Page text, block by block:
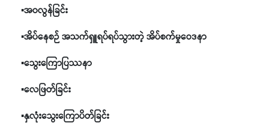
▪️အဝလွန်ခြင်း
▪️အိပ်နေစဉ် အသက်ရှူရပ်ရပ်သွားတဲ့ အိပ်စက်မှုဝေဒနာ
▪️သွေးကြောပြဿနာ
▪️လေဖြတ်ခြင်း
▪️နှလုံးသွေးကြောပိတ်ခြင်း